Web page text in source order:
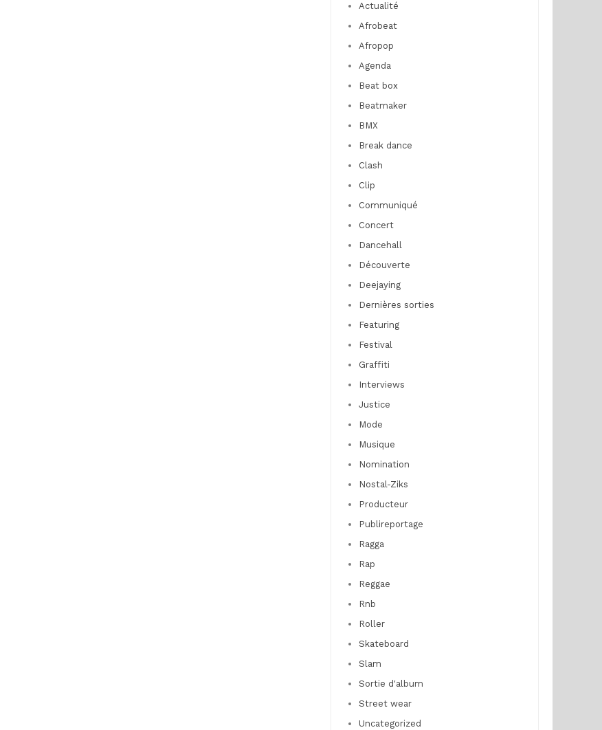
Actualité
Afrobeat
Afropop
Agenda
Beat box
Beatmaker
BMX
Break dance
Clash
Clip
Communiqué
Concert
Dancehall
Découverte
Deejaying
Dernières sorties
Featuring
Festival
Graffiti
Interviews
Justice
Mode
Musique
Nomination
Nostal-Ziks
Producteur
Publireportage
Ragga
Rap
Reggae
Rnb
Roller
Skateboard
Slam
Sortie d'album
Street wear
Uncategorized